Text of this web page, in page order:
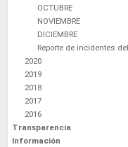
OCTUBRE
NOVIEMBRE
DICIEMBRE
Reporte de incidentes
2020
2019
2018
2017
2016
Transparencia
Información